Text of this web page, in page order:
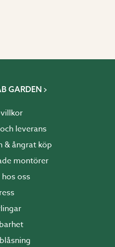
GARDEN
leverans
& ångrat köp
montörer
oss